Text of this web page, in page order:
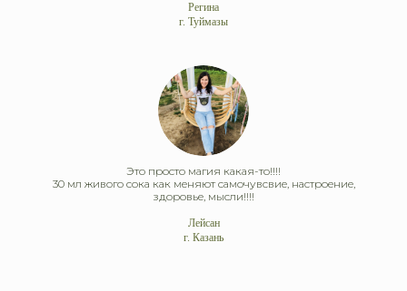
Регина
г. Туймазы
Это просто магия какая-то!!!!
30 мл живого сока как меняют самочувсвие, настроение,
здоровье, мысли!!!!
Лейсан
г. Казань